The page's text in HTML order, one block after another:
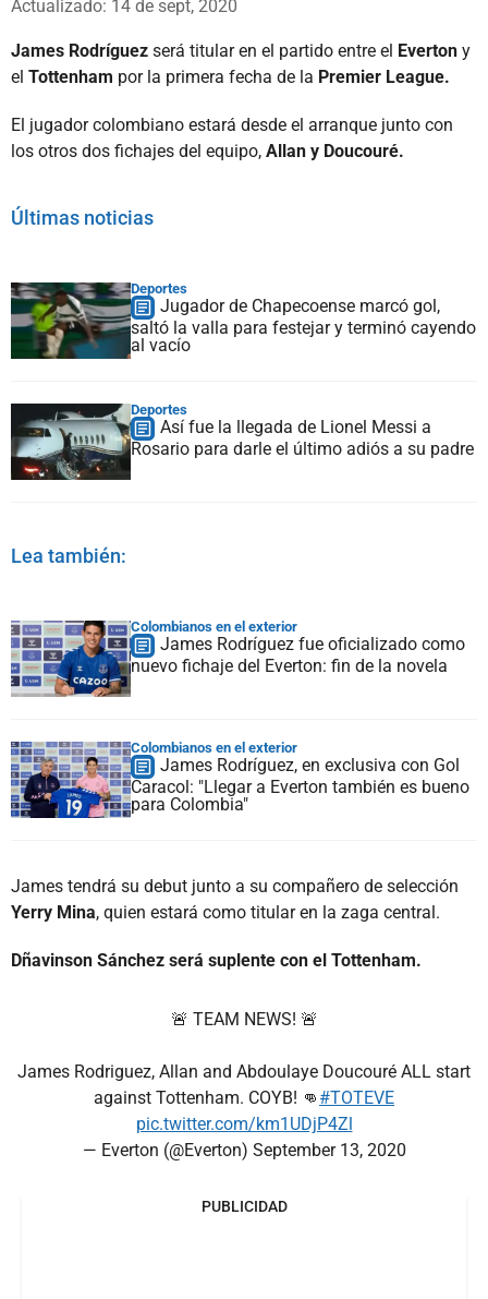
Actualizado: 14 de sept, 2020
James Rodríguez será titular en el partido entre el Everton y
el Tottenham por la primera fecha de la Premier League.
El jugador colombiano estará desde el arranque junto con
los otros dos fichajes del equipo, Allan y Doucouré.
Últimas noticias
Deportes
Jugador de Chapecoense marcó gol,
saltó la valla para festejar y terminó cayendo
al vacío
Deportes
Así fue la llegada de Lionel Messi a
Rosario para darle el último adiós a su padre
Lea también:
Colombianos en el exterior
James Rodríguez fue oficializado como
nuevo fichaje del Everton: fin de la novela
Colombianos en el exterior
James Rodríguez, en exclusiva con Gol
Caracol: "Llegar a Everton también es bueno
para Colombia"
James tendrá su debut junto a su compañero de selección
Yerry Mina, quien estará como titular en la zaga central.
Dñavinson Sánchez será suplente con el Tottenham.
🚨 TEAM NEWS! 🚨
James Rodriguez, Allan and Abdoulaye Doucouré ALL start
against Tottenham. COYB! 👊 #TOTEVE
pic.twitter.com/km1UDjP4Zl
— Everton (@Everton) September 13, 2020
PUBLICIDAD